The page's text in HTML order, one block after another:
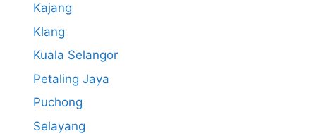
Kajang
Klang
Kuala Selangor
Petaling Jaya
Puchong
Selayang